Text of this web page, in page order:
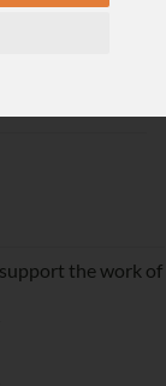
the work of